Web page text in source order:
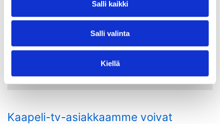
Salli kaikki
Salli valinta
Kiellä
Kaapeli-tv-asiakkaamme näkevät
nämä HD-laatuiset peruskanavat:
Peruskanavat ja kanavapaikat
Kaapeli-tv-asiakkaamme voivat